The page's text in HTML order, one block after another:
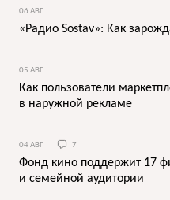
06 АВГ
«Радио Sostav»: Как
05 АВГ
Как пользователи
в наружной рекламе
04 АВГ 7
Фонд кино поддержит 17
и семейной аудитории